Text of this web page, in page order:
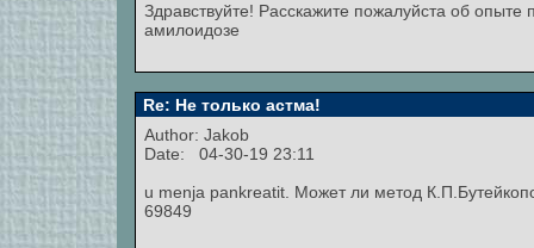
Здравствуйте! Расскажите пожалуйста об
амилоидозе
Re: Не только астма!
Author: Jakob
Date: 04-30-19 23:11
u menja pankreatit. Может ли метод
69849